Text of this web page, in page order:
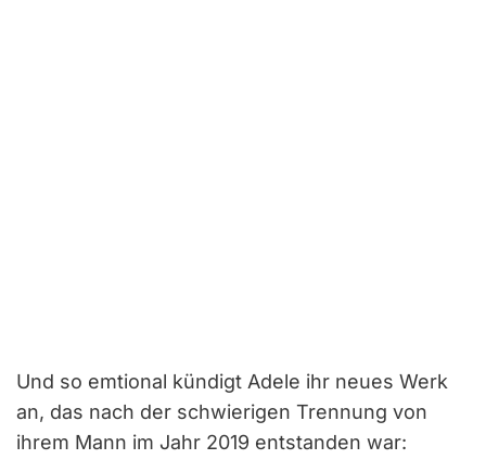
Und so emtional kündigt Adele ihr neues Werk
an, das nach der schwierigen Trennung von
ihrem Mann im Jahr 2019 entstanden war: